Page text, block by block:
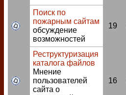
Поиск по
пожарным сайтам
обсуждение
возможностей
19
Реструктуризация
каталога файлов
Мнение
пользователей
сайта о
16